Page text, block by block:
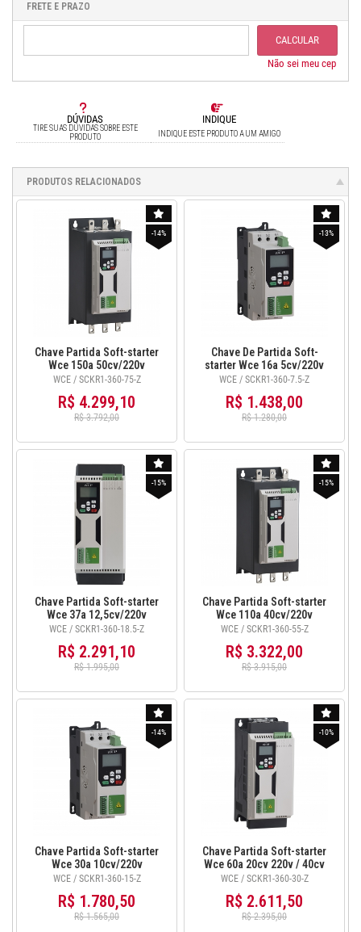
DÚVIDAS
TIRE SUAS DÚVIDAS SOBRE ESTE
PRODUTO
INDIQUE
INDIQUE ESTE PRODUTO A UM AMIGO
4x sem juros de R$ 419,45
.
FRETE E PRAZO
CALCULAR
Não sei meu cep
PRODUTOS RELACIONADOS
-14%
Chave Partida Soft-starter
Wce 150a 50cv/220v
100cv/380v com Ihm
WCE / SCKR1-360-75-Z
R$ 4.299,10
R$ 3.792,00
-13%
Chave De Partida Soft-
starter Wce 16a 5cv/220v
10cv/380v com Ihm -
WCE / SCKR1-360-7.5-Z
R$ 1.438,00
R$ 1.280,00
-15%
Chave Partida Soft-starter
Wce 37a 12,5cv/220v
20cv/380v com Ihm SCKR1-
WCE / SCKR1-360-18.5-Z
R$ 2.291,10
R$ 1.995,00
-15%
Chave Partida Soft-starter
Wce 110a 40cv/220v
75cv/380v com Ihm SCKR1-
WCE / SCKR1-360-55-Z
R$ 3.322,00
R$ 3.915,00
-14%
Chave Partida Soft-starter
Wce 30a 10cv/220v
15cv/380v com Ihm SCKR1-
WCE / SCKR1-360-15-Z
R$ 1.780,50
R$ 1.565,00
-10%
Chave Partida Soft-starter
Wce 60a 20cv 220v / 40cv
380v com Ihm SCKR1-360-
WCE / SCKR1-360-30-Z
R$ 2.611,50
R$ 2.395,00